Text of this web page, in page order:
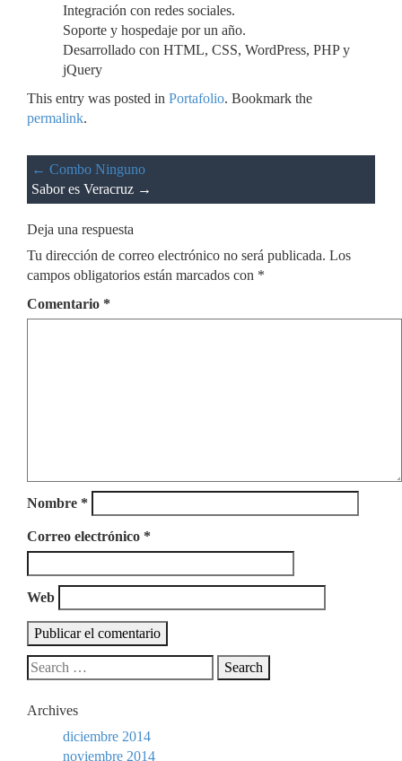
Integración con redes sociales.
Soporte y hospedaje por un año.
Desarrollado con HTML, CSS, WordPress, PHP y
jQuery
This entry was posted in Portafolio. Bookmark the
permalink.
← Combo Ninguno
Sabor es Veracruz →
Deja una respuesta
Tu dirección de correo electrónico no será publicada. Los
campos obligatorios están marcados con *
Comentario *
Nombre *
Correo electrónico *
Web
Archives
diciembre 2014
noviembre 2014